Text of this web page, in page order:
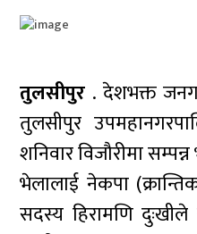
तुलसीपुर . देशभक्त
तुलसीपुर
शनिवार विजौरीमा
भेलालाई नेकपा
सदस्य हिरामणि